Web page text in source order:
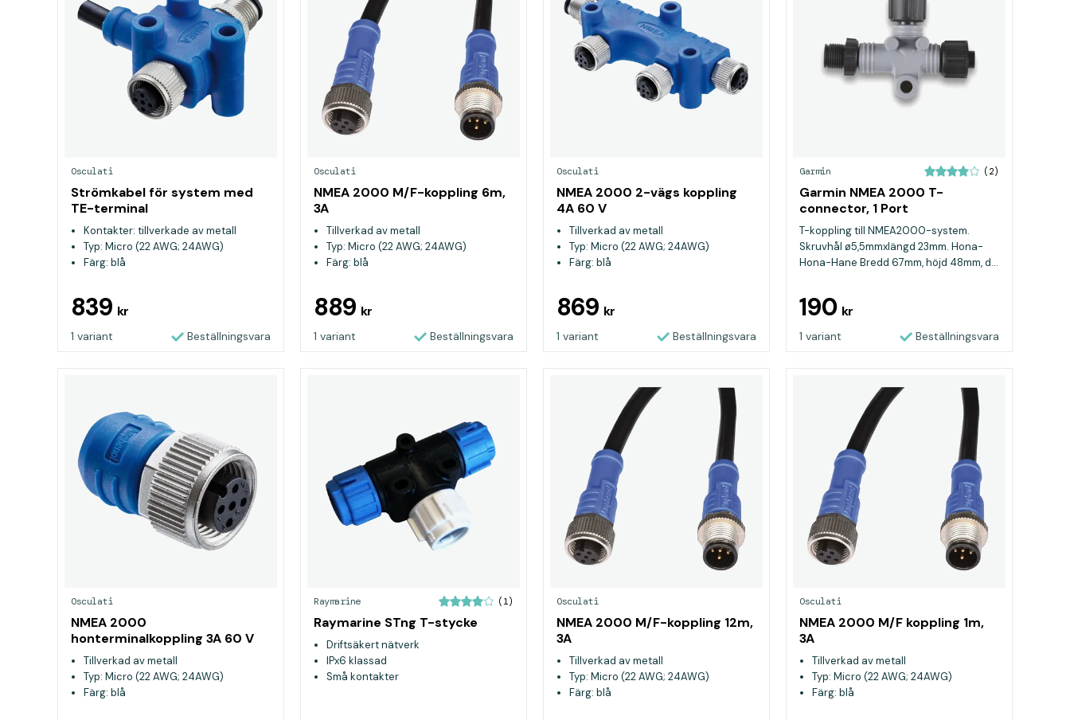
Osculati
Strömkabel för system med
TE-terminal
Kontakter: tillverkade av metall
Typ: Micro (22 AWG; 24AWG)
Färg: blå
839 kr
1 variant Beställningsvara
Osculati
NMEA 2000 M/F-koppling 6m,
3A
Tillverkad av metall
Typ: Micro (22 AWG; 24AWG)
Färg: blå
889 kr
1 variant Beställningsvara
Osculati
NMEA 2000 2-vägs koppling
4A 60 V
Tillverkad av metall
Typ: Micro (22 AWG; 24AWG)
Färg: blå
869 kr
1 variant Beställningsvara
Garmin (2)
Garmin NMEA 2000 T-
connector, 1 Port
T-koppling till NMEA2000-system.
Skruvhål ø5,5mmxlängd 23mm. Hona-
Hona-Hane Bredd 67mm, höjd 48mm, d...
190 kr
1 variant Beställningsvara
Osculati
NMEA 2000
honterminalkoppling 3A 60 V
Tillverkad av metall
Typ: Micro (22 AWG; 24AWG)
Färg: blå
Raymarine (1)
Raymarine STng T-stycke
Driftsäkert nätverk
IPx6 klassad
Små kontakter
Osculati
NMEA 2000 M/F-koppling 12m,
3A
Tillverkad av metall
Typ: Micro (22 AWG; 24AWG)
Färg: blå
Osculati
NMEA 2000 M/F koppling 1m,
3A
Tillverkad av metall
Typ: Micro (22 AWG; 24AWG)
Färg: blå